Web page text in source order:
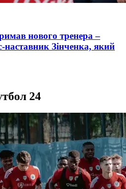
нового тренера –
Зінченка, який
24